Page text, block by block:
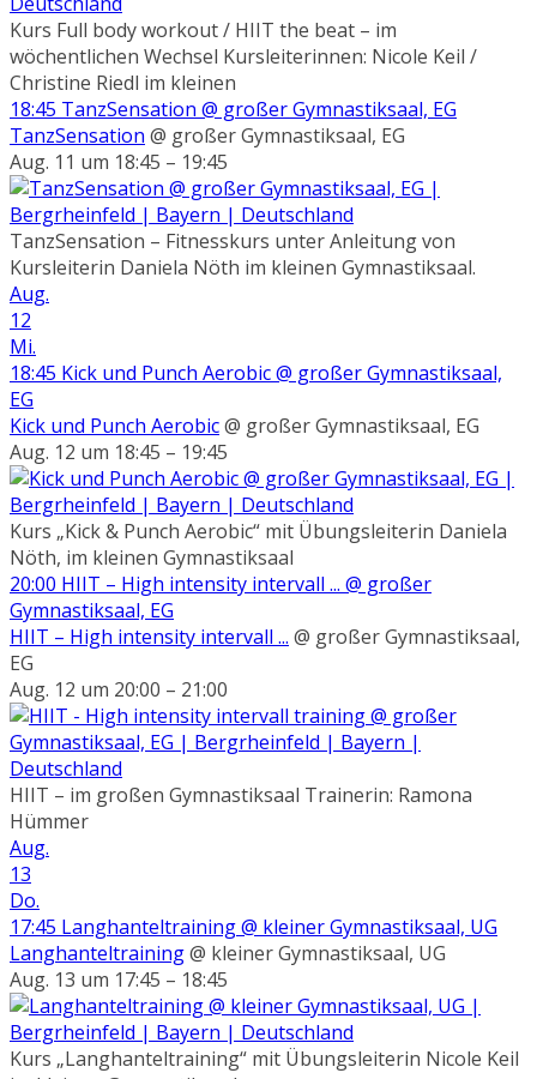
Kurs Full body workout / HIIT the beat – im
wöchentlichen Wechsel Kursleiterinnen: Nicole Keil /
Christine Riedl im kleinen
18:45 TanzSensation @ großer Gymnastiksaal, EG
TanzSensation @ großer Gymnastiksaal, EG
Aug. 11 um 18:45 – 19:45
TanzSensation – Fitnesskurs unter Anleitung von
Kursleiterin Daniela Nöth im kleinen Gymnastiksaal.
Aug.
12
Mi.
18:45 Kick und Punch Aerobic@ großer Gymnastiksaal,
EG
Kick und Punch Aerobic@ großer Gymnastiksaal, EG
Aug. 12 um 18:45 – 19:45
Kurs „Kick & Punch Aerobic“ mit Übungsleiterin Daniela
Nöth, im kleinen Gymnastiksaal
20:00 HIIT – High intensity intervall ... @ großer
Gymnastiksaal, EG
HIIT – High intensity intervall ... @ großer Gymnastiksaal,
EG
Aug. 12 um 20:00 – 21:00
HIIT – im großen Gymnastiksaal Trainerin: Ramona
Hümmer
Aug.
13
Do.
17:45 Langhanteltraining@ kleiner Gymnastiksaal, UG
Langhanteltraining@ kleiner Gymnastiksaal, UG
Aug. 13 um 17:45 – 18:45
Kurs „Langhanteltraining“ mit Übungsleiterin Nicole Keil